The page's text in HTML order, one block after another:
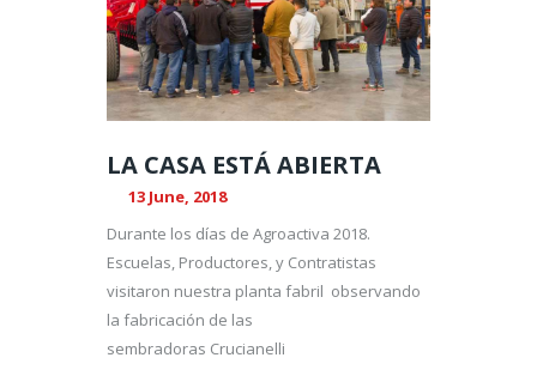
LA CASA ESTÁ ABIERTA
13 June, 2018
Durante los días de Agroactiva 2018.
Escuelas, Productores, y Contratistas
visitaron nuestra planta fabril observando
la fabricación de las
sembradoras Crucianelli